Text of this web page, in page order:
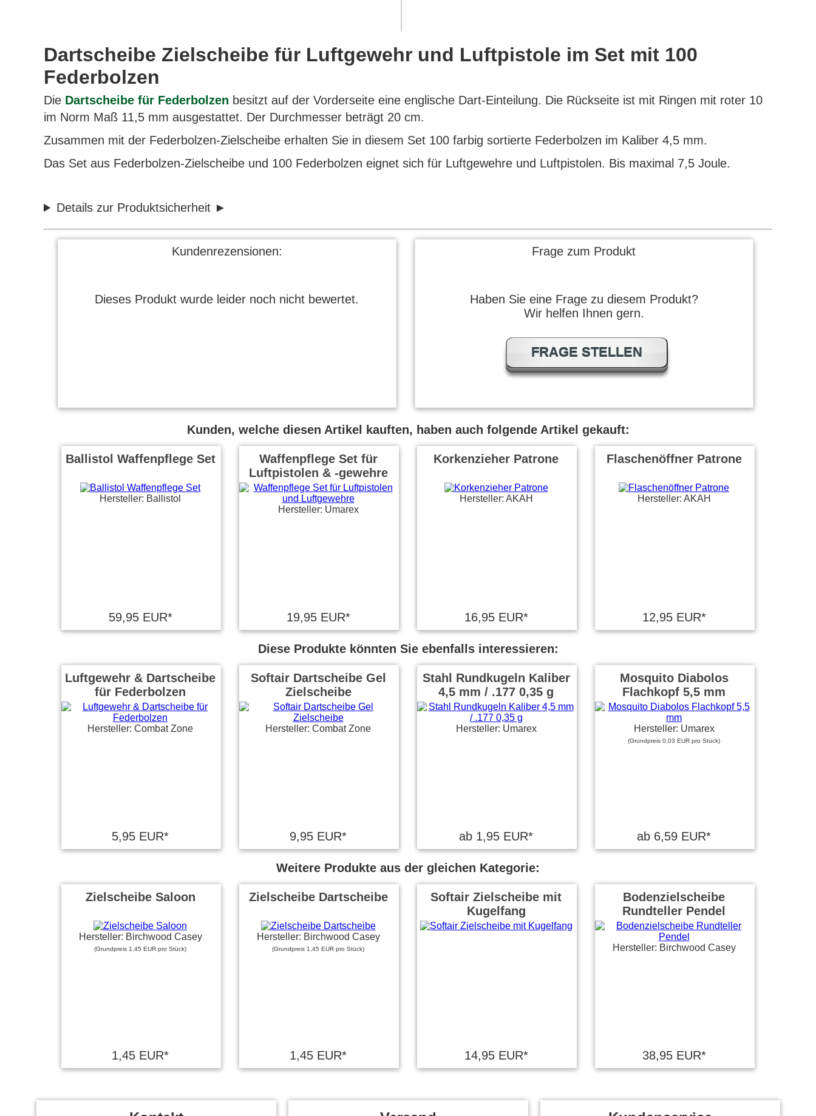
Dartscheibe Zielscheibe für Luftgewehr und Luftpistole im Set mit 100
Federbolzen
Die Dartscheibe für Federbolzen besitzt auf der Vorderseite eine englische Dart-Einteilung. Die Rückseite ist mit Ringen mit roter 10
im Norm Maß 11,5 mm ausgestattet. Der Durchmesser beträgt 20 cm.
Zusammen mit der Federbolzen-Zielscheibe erhalten Sie in diesem Set 100 farbig sortierte Federbolzen im Kaliber 4,5 mm.
Das Set aus Federbolzen-Zielscheibe und 100 Federbolzen eignet sich für Luftgewehre und Luftpistolen. Bis maximal 7,5 Joule.
Details zur Produktsicherheit
Kundenrezensionen:
Dieses Produkt wurde leider noch nicht bewertet.
Frage zum Produkt
Haben Sie eine Frage zu diesem Produkt?
Wir helfen Ihnen gern.
FRAGE STELLEN
Kunden, welche diesen Artikel kauften, haben auch folgende Artikel gekauft:
Ballistol Waffenpflege Set
Hersteller: Ballistol
59,95 EUR*
Waffenpflege Set für
Luftpistolen & -gewehre
Hersteller: Umarex
19,95 EUR*
Korkenzieher Patrone
Hersteller: AKAH
16,95 EUR*
Flaschenöffner Patrone
Hersteller: AKAH
12,95 EUR*
Diese Produkte könnten Sie ebenfalls interessieren:
Luftgewehr & Dartscheibe
für Federbolzen
Hersteller: Combat Zone
5,95 EUR*
Softair Dartscheibe Gel
Zielscheibe
Hersteller: Combat Zone
9,95 EUR*
Stahl Rundkugeln Kaliber
4,5 mm / .177 0,35 g
Hersteller: Umarex
ab 1,95 EUR*
Mosquito Diabolos
Flachkopf 5,5 mm
Hersteller: Umarex
(Grundpreis 0,03 EUR pro Stück)
ab 6,59 EUR*
Weitere Produkte aus der gleichen Kategorie:
Zielscheibe Saloon
Hersteller: Birchwood Casey
(Grundpreis 1,45 EUR pro Stück)
1,45 EUR*
Zielscheibe Dartscheibe
Hersteller: Birchwood Casey
(Grundpreis 1,45 EUR pro Stück)
1,45 EUR*
Softair Zielscheibe mit
Kugelfang
14,95 EUR*
Bodenzielscheibe
Rundteller Pendel
Hersteller: Birchwood Casey
38,95 EUR*